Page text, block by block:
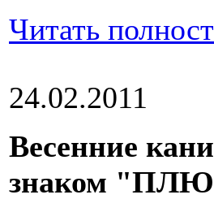
Читать
24.02.2011
Весенние
знаком